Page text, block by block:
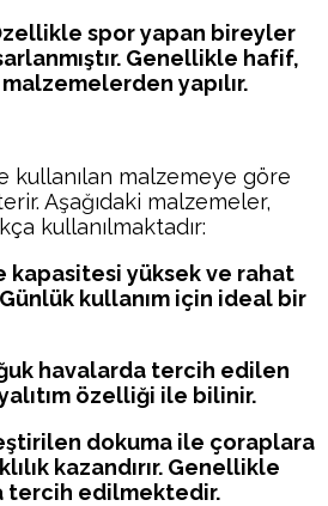
spor yapan bireyler
Genellikle hafif,
yapılır.
kullanılan malzemeye göre
Aşağıdaki malzemeler,
kullanılmaktadır:
kapasitesi yüksek ve rahat
kullanım için ideal bir
havalarda tercih edilen
özelliği ile bilinir.
dokuma ile çoraplara
kazandırır. Genellikle
tercih edilmektedir.